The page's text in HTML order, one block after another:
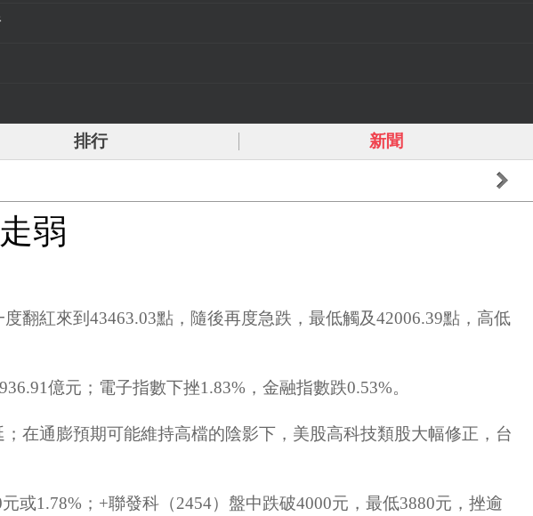
排行 新聞
弱
翻紅來到43463.03點，隨後再度急跌，最低觸及42006.39點，高低
億元；電子指數下挫1.83%，金融指數跌0.53%。
在通膨預期可能維持高檔的陰影下，美股高科技類股大幅修正，台
或1.78%；+聯發科（2454）盤中跌破4000元，最低3880元，挫逾